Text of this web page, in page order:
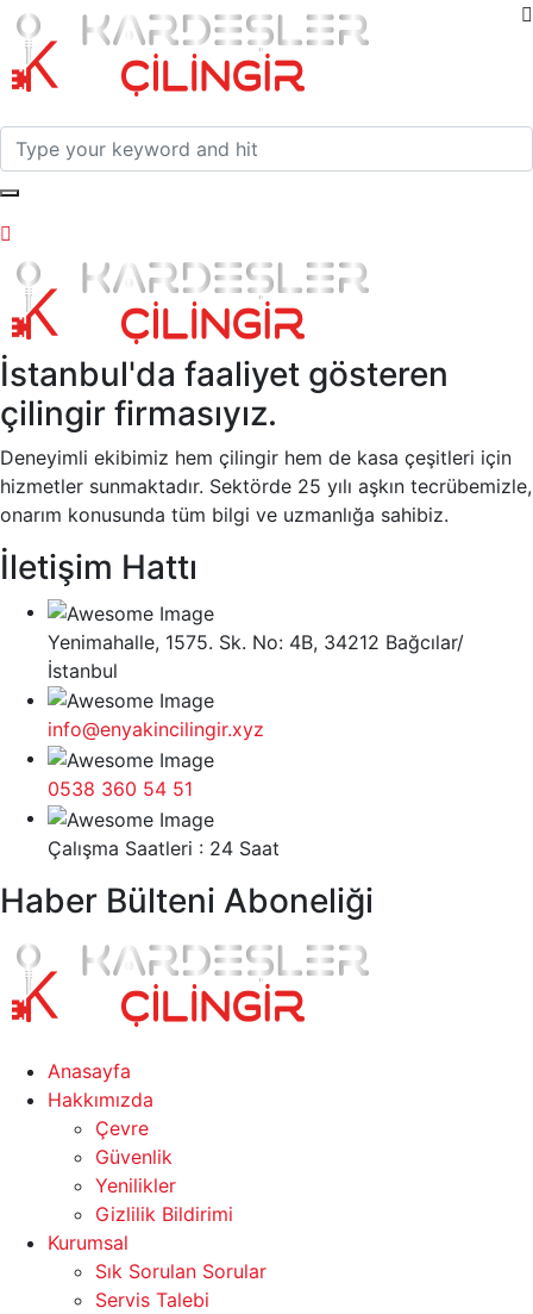
İstanbul'da faaliyet gösteren
çilingir firmasıyız.
Deneyimli ekibimiz hem çilingir hem de kasa çeşitleri için
hizmetler sunmaktadır. Sektörde 25 yılı aşkın tecrübemizle,
onarım konusunda tüm bilgi ve uzmanlığa sahibiz.
İletişim Hattı
Yenimahalle, 1575. Sk. No: 4B, 34212 Bağcılar/
İstanbul
info@enyakincilingir.xyz
0538 360 54 51
Çalışma Saatleri : 24 Saat
Haber Bülteni Aboneliği
Anasayfa
Hakkımızda
Çevre
Güvenlik
Yenilikler
Gizlilik Bildirimi
Kurumsal
Sık Sorulan Sorular
Servis Talebi